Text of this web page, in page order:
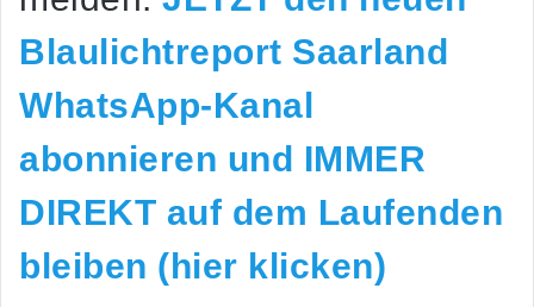
Blaulichtreport Saarland
WhatsApp-Kanal
abonnieren und IMMER
DIREKT auf dem Laufenden
bleiben (hier klicken)